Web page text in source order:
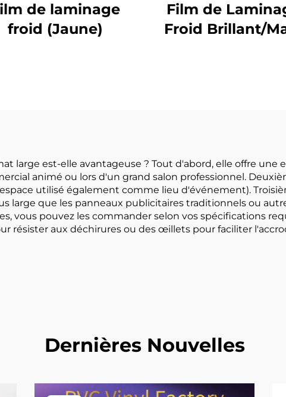
de laminage
froid (Jaune)
Film de
Froid Brillant/
large est-elle avantageuse ? Tout d'abord, elle offre
animé ou lors d'un grand salon professionnel.
utilisé également comme lieu d'événement).
large que les panneaux publicitaires traditionnels ou
vous pouvez les commander selon vos spécifications
résister aux déchirures ou des œillets pour faciliter
Dernières Nouvelles